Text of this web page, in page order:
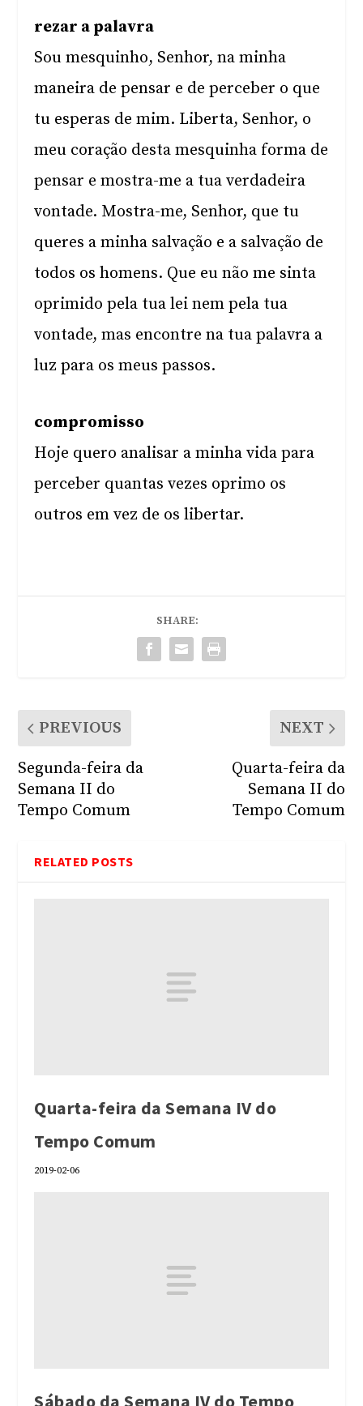
rezar a palavra
Sou mesquinho, Senhor, na minha
maneira de pensar e de perceber o que
tu esperas de mim. Liberta, Senhor, o
meu coração desta mesquinha forma de
pensar e mostra-me a tua verdadeira
vontade. Mostra-me, Senhor, que tu
queres a minha salvação e a salvação de
todos os homens. Que eu não me sinta
oprimido pela tua lei nem pela tua
vontade, mas encontre na tua palavra a
luz para os meus passos.
compromisso
Hoje quero analisar a minha vida para
perceber quantas vezes oprimo os
outros em vez de os libertar.
SHARE:
PREVIOUS
Segunda-feira da
Semana II do
Tempo Comum
NEXT
Quarta-feira da
Semana II do
Tempo Comum
RELATED POSTS
Quarta-feira da Semana IV do
Tempo Comum
2019-02-06
Sábado da Semana IV do Tempo